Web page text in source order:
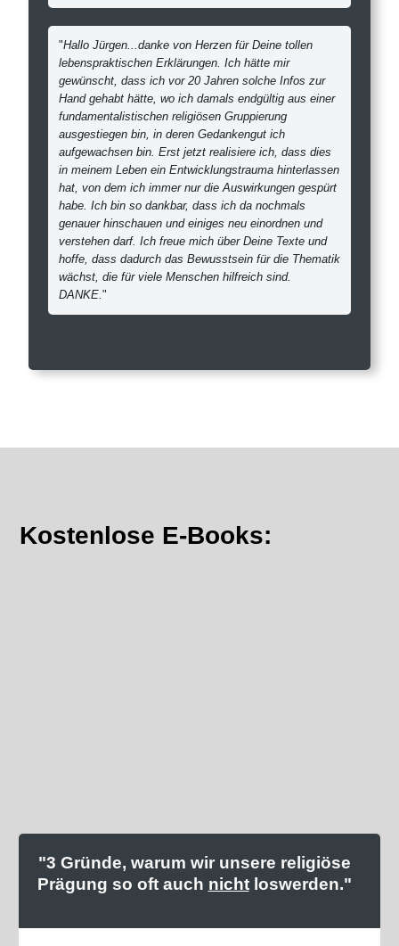
"Hallo Jürgen...danke von Herzen für Deine tollen
lebenspraktischen Erklärungen. Ich hätte mir
gewünscht, dass ich vor 20 Jahren solche Infos zur
Hand gehabt hätte, wo ich damals endgültig aus einer
fundamentalistischen religiösen Gruppierung
ausgestiegen bin, in deren Gedankengut ich
aufgewachsen bin. Erst jetzt realisiere ich, dass dies
in meinem Leben ein Entwicklungstrauma hinterlassen
hat, von dem ich immer nur die Auswirkungen gespürt
habe. Ich bin so dankbar, dass ich da nochmals
genauer hinschauen und einiges neu einordnen und
verstehen darf. Ich freue mich über Deine Texte und
hoffe, dass dadurch das Bewusstsein für die Thematik
wächst, die für viele Menschen hilfreich sind.
DANKE."
Kostenlose E-Books:
"3 Gründe, warum wir unsere religiöse
Prägung so oft auch nicht loswerden."